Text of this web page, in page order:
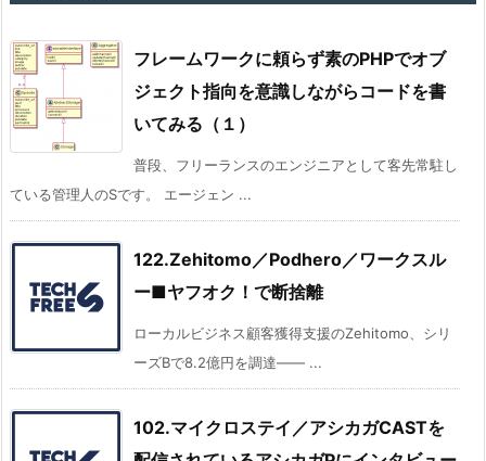
フレームワークに頼らず素のPHPでオブ
ジェクト指向を意識しながらコードを書
いてみる（１）
普段、フリーランスのエンジニアとして客先常駐し
ている管理人のSです。 エージェン ...
122.Zehitomo／Podhero／ワークスル
ー■ヤフオク！で断捨離
ローカルビジネス顧客獲得支援のZehitomo、シリ
ーズBで8.2億円を調達—— ...
102.マイクロステイ／アシカガCASTを